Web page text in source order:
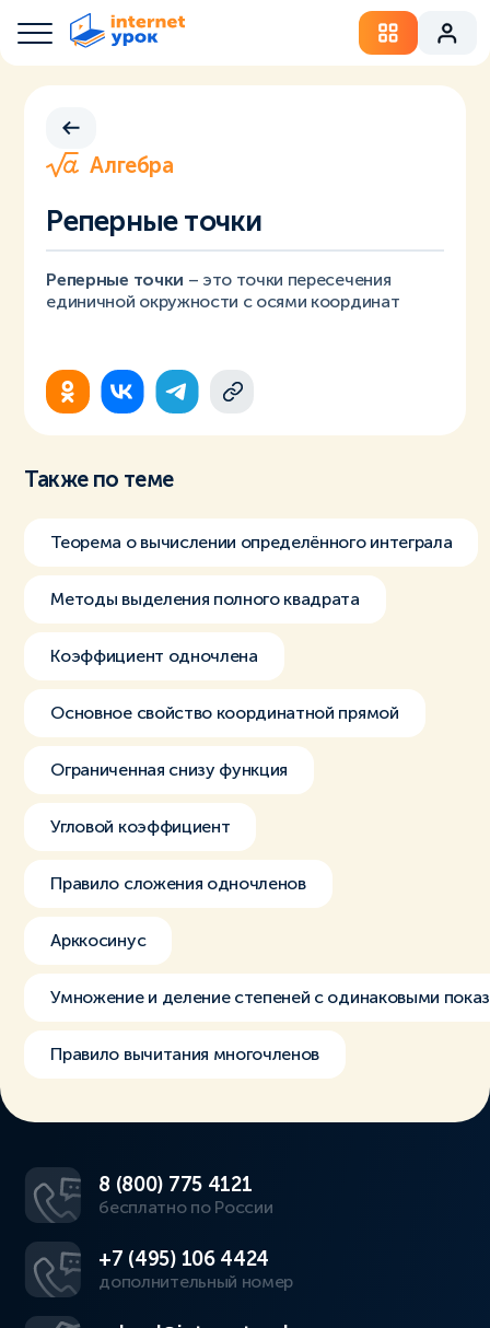
Алгебра
Реперные точки
Реперные точки – это точки пересечения
единичной окружности с осями координат
Также по теме
Теорема о вычислении определённого интеграла
Методы выделения полного квадрата
Коэффициент одночлена
Основное свойство координатной прямой
Ограниченная снизу функция
Угловой коэффициент
Правило сложения одночленов
Арккосинус
Умножение и деление степеней с одинаковыми
Правило вычитания многочленов
8 (800) 775 4121
бесплатно по России
+7 (495) 106 4424
дополнительный номер